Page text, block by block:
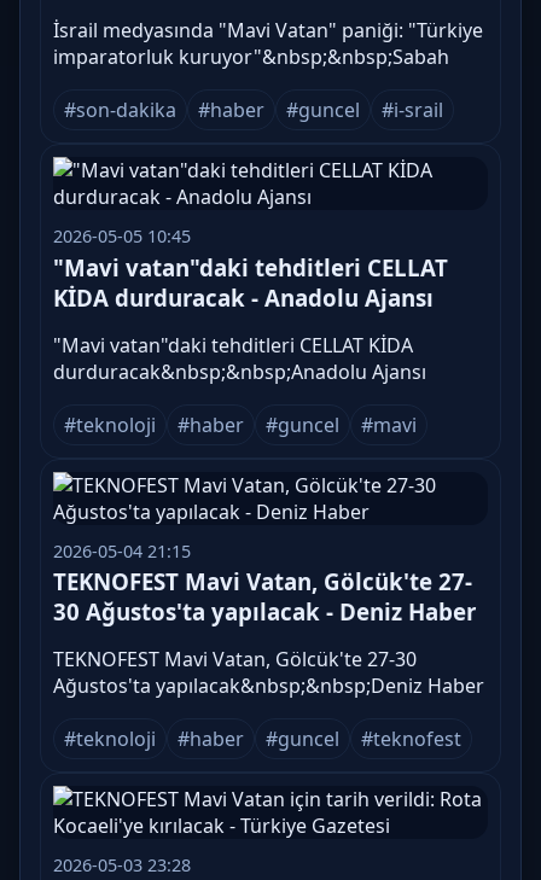
İsrail medyasında "Mavi Vatan" paniği: "Türkiye
imparatorluk kuruyor"&nbsp;&nbsp;Sabah
#son-dakika
#haber #guncel #i-srail
2026-05-05 10:45
"Mavi vatan"daki tehditleri CELLAT
KİDA durduracak - Anadolu Ajansı
"Mavi vatan"daki tehditleri CELLAT KİDA
durduracak&nbsp;&nbsp;Anadolu Ajansı
#teknoloji
#haber #guncel #mavi
2026-05-04 21:15
TEKNOFEST Mavi Vatan, Gölcük'te 27-
30 Ağustos'ta yapılacak - Deniz Haber
TEKNOFEST Mavi Vatan, Gölcük'te 27-30
Ağustos'ta yapılacak&nbsp;&nbsp;Deniz Haber
#teknoloji
#haber #guncel #teknofest
2026-05-03 23:28